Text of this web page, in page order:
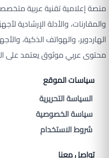
منصة إعلامية تقنية عربية
والمقارنات، والأدلة الإرشادية
الهاردوير، والهواتف الذكية،
محتوى عربي موثوق يعتمد على
سياسات الموقع
السياسة التحريرية
سياسة الخصوصية
شروط الاستخدام
تواصل معنا